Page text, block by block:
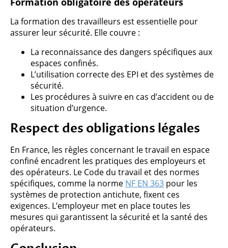
La formation des travailleurs est essentielle pour
assurer leur sécurité. Elle couvre :
La reconnaissance des dangers spécifiques aux
espaces confinés.
L’utilisation correcte des EPI et des systèmes de
sécurité.
Les procédures à suivre en cas d’accident ou de
situation d’urgence.
Respect des obligations légales
En France, les règles concernant le travail en espace
confiné encadrent les pratiques des employeurs et
des opérateurs. Le Code du travail et des normes
spécifiques, comme la norme NF EN 363 pour les
systèmes de protection antichute, fixent ces
exigences. L’employeur met en place toutes les
mesures qui garantissent la sécurité et la santé des
opérateurs.